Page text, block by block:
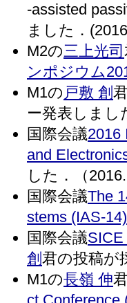
-assisted
ました．
M2の三上光司
ンポジウム
M1の 戸敷 創
ー発表しまし
国際会議2016
and
した．（
国際会議The
stems (IAS-14)
国際会議SICE
創 君の投稿が
M1の長嶺 伸